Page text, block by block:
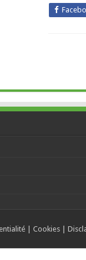
| Cookies|